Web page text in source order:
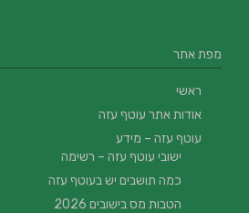
מפת אתר
ראשי
אודות אתר עוטף עזה
עוטף עזה – מידע
ישובי עוטף עזה – רשימה
כמה תושבים יש בעוטף עזה
הטבות מס בישובים 2026